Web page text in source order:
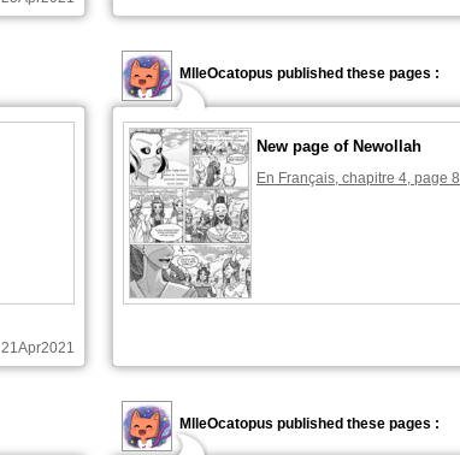
21Apr2021
MlleOcatopus published these pages :
New page of Newollah
En Français, chapitre 4, page 8
MlleOcatopus published these pages :